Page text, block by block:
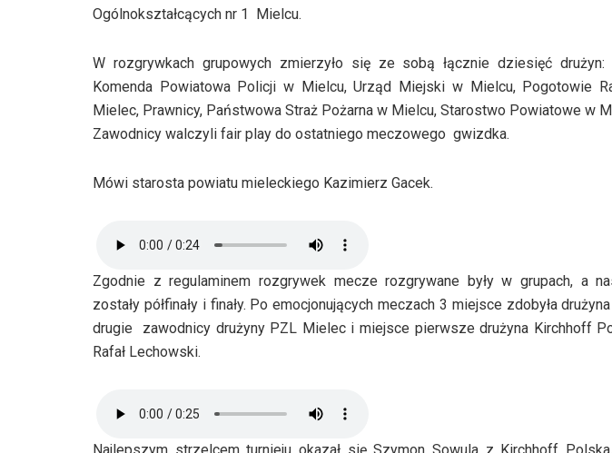
Ogólnokształcących nr 1 Mielcu.
W rozgrywkach grupowych zmierzyło się ze sobą łącznie dziesięć drużyn:
Komenda Powiatowa Policji w Mielcu, Urząd Miejski w Mielcu, Pogotowie
Mielec, Prawnicy, Państwowa Straż Pożarna w Mielcu, Starostwo Powiatowe w
Zawodnicy walczyli fair play do ostatniego meczowego gwizdka.
Mówi starosta powiatu mieleckiego Kazimierz Gacek.
Zgodnie z regulaminem rozgrywek mecze rozgrywane były w grupach, a
zostały półfinały i finały. Po emocjonujących meczach 3 miejsce zdobyła
drugie zawodnicy drużyny PZL Mielec i miejsce pierwsze drużyna Kirchhoff
Rafał Lechowski.